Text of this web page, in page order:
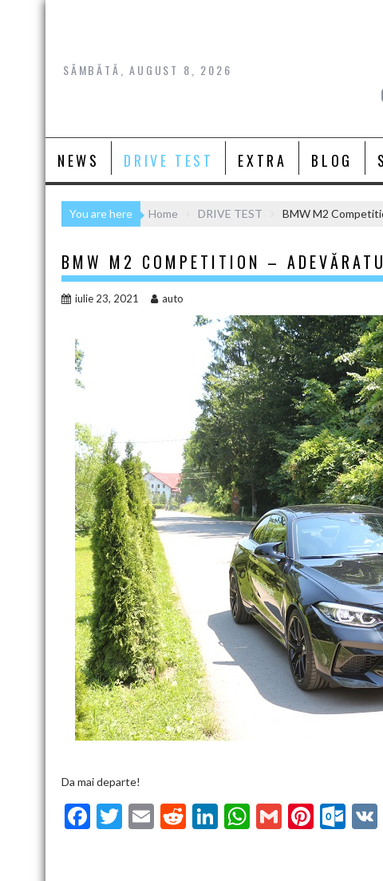
Skip
SÂMBĂTĂ, AUGUST 8, 2026
NEWS DRIVE TEST EXTRA BLOG
You are here Home DRIVE TEST BMW M2
BMW M2 COMPETITION –
iulie 23, 2021 auto
Da mai departe!
F
T
E
R
Li W G
Pi O